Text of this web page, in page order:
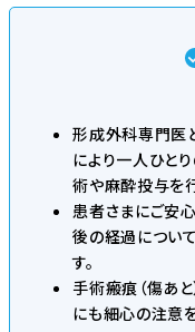
形成外科専門医
により一人ひと
術や麻酔投与を
患者さまにご安
後の経過につい
す。
手術瘢痕（傷あ
にも細心の注意